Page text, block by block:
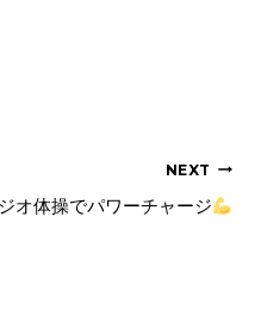
NEXT
オ体操でパワーチャージ